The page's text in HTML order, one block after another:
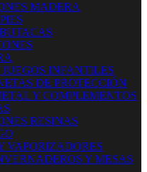
MADERA
INFANTILES
DE PROTECCIÓN
Y COMPLEMENTOS
RESINAS
VAPORIZADORES
Y MESAS